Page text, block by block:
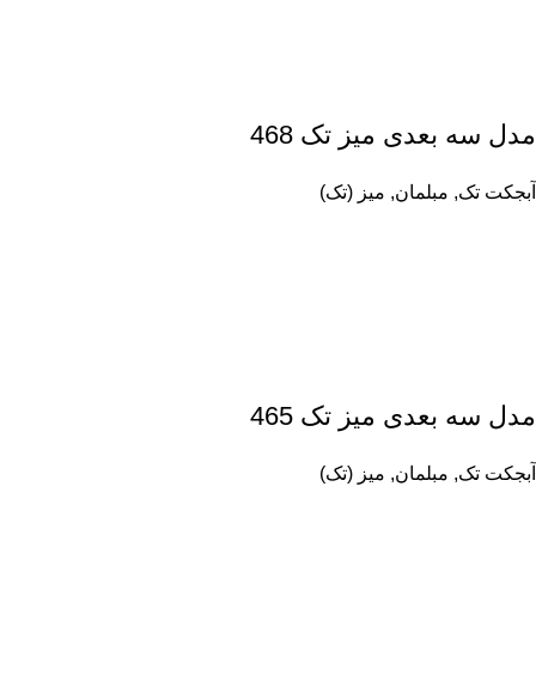
مدل سه بعدی میز تک 468
آبجکت تک, مبلمان, میز (تک)
مدل سه بعدی میز تک 465
آبجکت تک, مبلمان, میز (تک)